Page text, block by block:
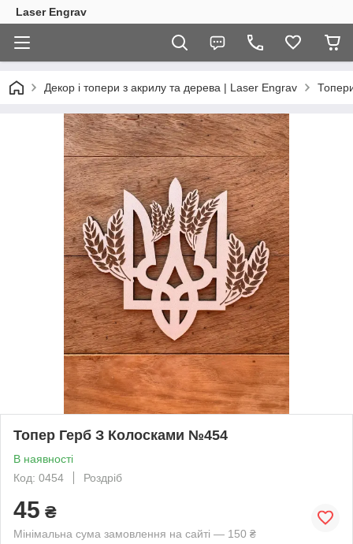
Laser Engrav
Декор і топери з акрилу та дерева | Laser Engrav
Топер Герб З Колосками №454
В наявності
Код: 0454
Роздріб
45 ₴
Мінімальна сума замовлення на сайті — 150 ₴